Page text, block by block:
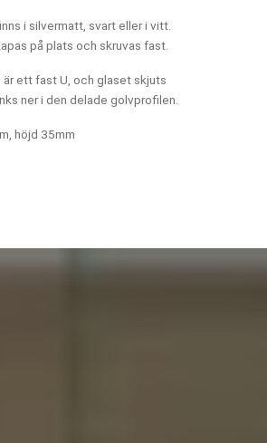
i silvermatt, svart eller i vitt.
på plats och skruvas fast.
är ett fast U, och glaset skjuts
ner i den delade golvprofilen.
höjd 35mm